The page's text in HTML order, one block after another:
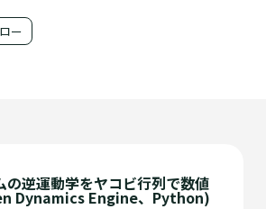
ー
の逆運動学をヤコビ行列で数値
Dynamics Engine、Python)